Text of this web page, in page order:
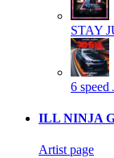
STAY
6 speed
ILL NINJA
Artist page